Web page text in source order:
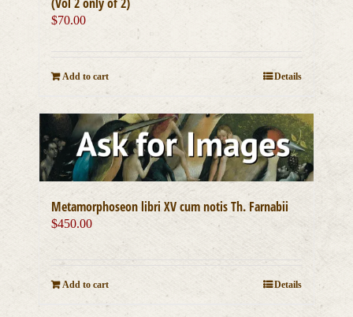
$70.00
Add to cart Details
Metamorphoseon libri XV cum notis Th. Farnabii
$450.00
Add to cart Details